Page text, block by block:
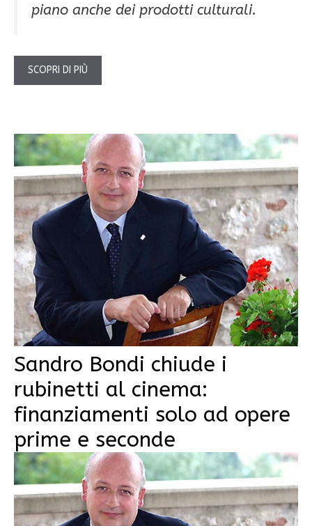
piano anche dei prodotti culturali.
SCOPRI DI PIÙ
Sandro Bondi chiude i
rubinetti al cinema:
finanziamenti solo ad opere
prime e seconde